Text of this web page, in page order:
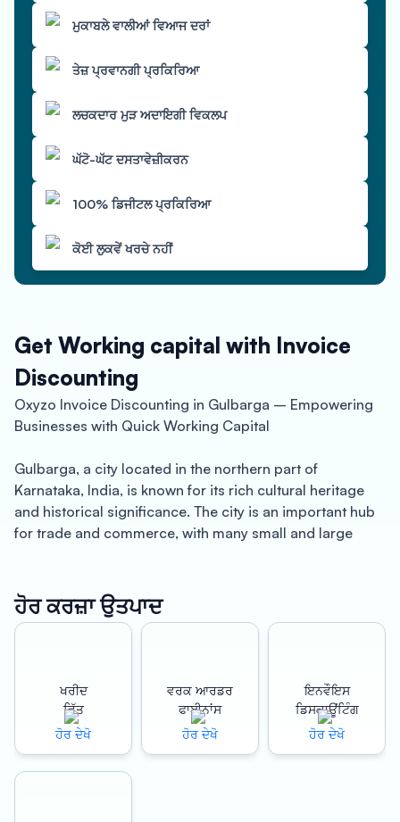
ਮੁਕਾਬਲੇ ਵਾਲੀਆਂ ਵਿਆਜ ਦਰਾਂ
ਤੇਜ਼ ਪ੍ਰਵਾਨਗੀ ਪ੍ਰਕਿਰਿਆ
ਲਚਕਦਾਰ ਮੁੜ ਅਦਾਇਗੀ ਵਿਕਲਪ
ਘੱਟੋ-ਘੱਟ ਦਸਤਾਵੇਜ਼ੀਕਰਨ
100% ਡਿਜੀਟਲ ਪ੍ਰਕਿਰਿਆ
ਕੋਈ ਲੁਕਵੇਂ ਖਰਚੇ ਨਹੀਂ
Get Working capital with Invoice
Discounting
Oxyzo Invoice Discounting in Gulbarga – Empowering
Businesses with Quick Working Capital
Gulbarga, a city located in the northern part of
Karnataka, India, is known for its rich cultural heritage
and historical significance. The city is an important hub
for trade and commerce, with many small and large
that hinder their growth and expansion. This is where
Oxyzo Invoice Discounting in Gulbarga comes to the
Benefits of Quick Working Capital
The primary benefit of Oxyzo Invoice Discounting in
Gulbarga is quick and easy access to working capital.
ਹੋਰ ਕਰਜ਼ਾ ਉਤਪਾਦ
ਖਰੀਦ
ਵਿੱਤ
ਹੋਰ ਦੇਖੋ
ਵਰਕ ਆਰਡਰ
ਫਾਈਨਾਂਸ
ਹੋਰ ਦੇਖੋ
ਇਨਵੌਇਸ
ਡਿਸਕਾਊਂਟਿੰਗ
ਹੋਰ ਦੇਖੋ